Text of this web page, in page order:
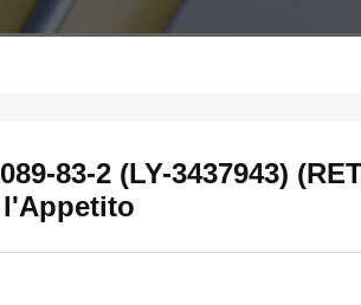
83-2 (LY-3437943)
l'Appetito